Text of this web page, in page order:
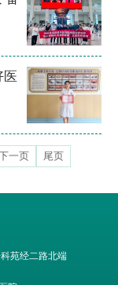
医
一页 尾页
苑经二路北端